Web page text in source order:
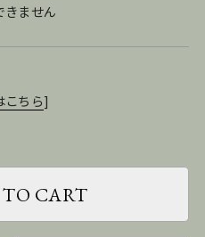
きません
こちら]
CART